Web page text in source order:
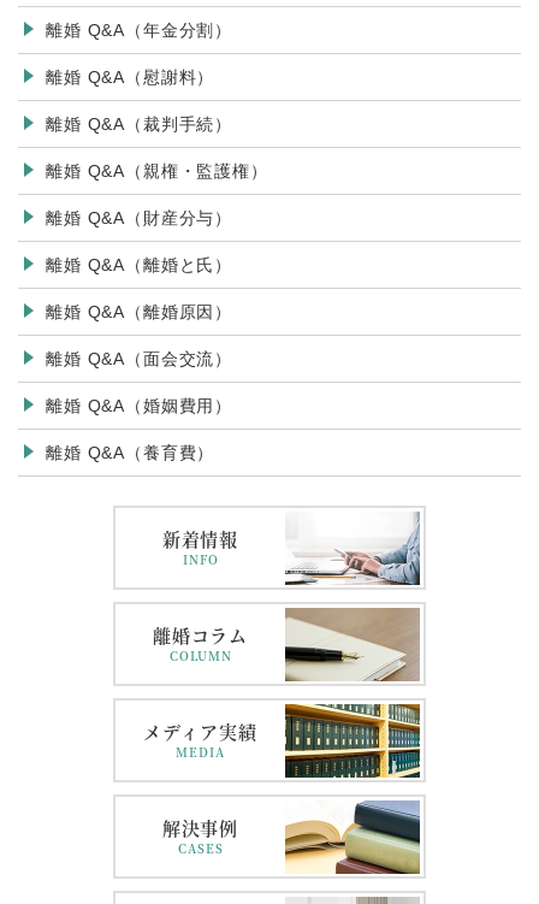
離婚 Q&A（年金分割）
離婚 Q&A（慰謝料）
離婚 Q&A（裁判手続）
離婚 Q&A（親権・監護権）
離婚 Q&A（財産分与）
離婚 Q&A（離婚と氏）
離婚 Q&A（離婚原因）
離婚 Q&A（面会交流）
離婚 Q&A（婚姻費用）
離婚 Q&A（養育費）
新着情報
INFO
離婚コラム
COLUMN
メディア実績
MEDIA
解決事例
CASES